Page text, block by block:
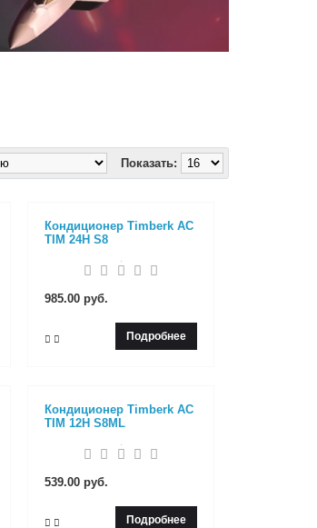
Показать:
Кондиционер Timberk AC
TIM 24H S8
985.00 руб.
Подробнее
Кондиционер Timberk AC
TIM 12H S8ML
539.00 руб.
Подробнее